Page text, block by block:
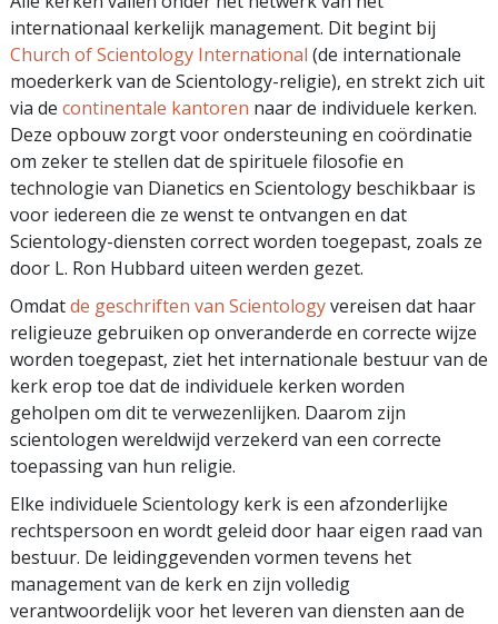
internationaal kerkelijk management. Dit begint bij
Church of Scientology International (de internationale
moederkerk van de Scientology-religie), en strekt zich uit
via de continentale kantoren naar de individuele kerken.
Deze opbouw zorgt voor ondersteuning en coördinatie
om zeker te stellen dat de spirituele filosofie en
technologie van Dianetics en Scientology beschikbaar is
voor iedereen die ze wenst te ontvangen en dat
Scientology-diensten correct worden toegepast, zoals ze
door L. Ron Hubbard uiteen werden gezet.
Omdatde geschriften van Scientologyvereisen dat haar
religieuze gebruiken op onveranderde en correcte wijze
worden toegepast, ziet het internationale bestuur van de
kerk erop toe dat de individuele kerken worden
geholpen om dit te verwezenlijken. Daarom zijn
scientologen wereldwijd verzekerd van een correcte
toepassing van hun religie.
Elke individuele Scientology kerk is een afzonderlijke
rechtspersoon en wordt geleid door haar eigen raad van
bestuur. De leidinggevenden vormen tevens het
management van de kerk en zijn volledig
verantwoordelijk voor het leveren van diensten aan de